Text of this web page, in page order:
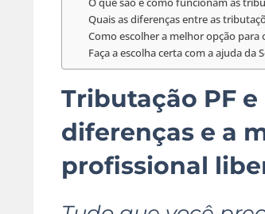
Quais as diferenças entre as
Como escolher a melhor opção para
Faça a escolha certa com a ajuda da
Tributação PF e
diferenças e a
profissional